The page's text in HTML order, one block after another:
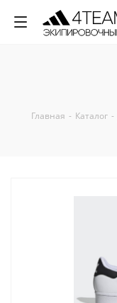
Главная - Каталог -